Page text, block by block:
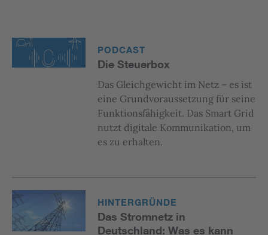
PODCAST
Die Steuerbox
Das Gleichgewicht im Netz – es ist
eine Grundvoraussetzung für seine
Funktionsfähigkeit. Das Smart Grid
nutzt digitale Kommunikation, um
es zu erhalten.
HINTERGRÜNDE
Das Stromnetz in
Deutschland: Was es kann